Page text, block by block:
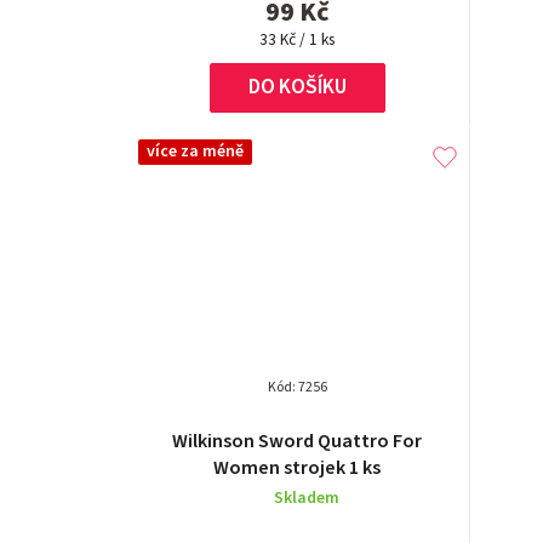
99 Kč
Měrná
cena:
33 Kč / 1 ks
DO KOŠÍKU
více za méně
Wilkinson Sword Quattro For
Women strojek 1 ks
Skladem
Kód:7256